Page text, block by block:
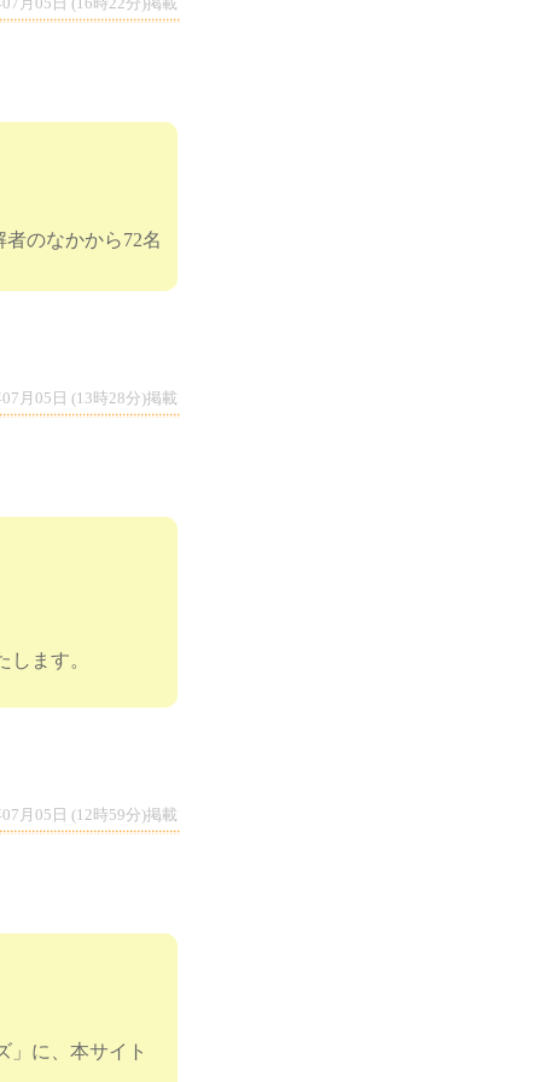
のなかから72名
す。
月05日 (13時28分)掲載
ます。
月05日 (12時59分)掲載
」に、本サイト